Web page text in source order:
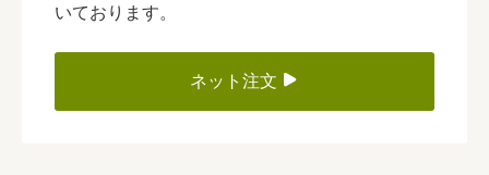
いております。
ネット注文